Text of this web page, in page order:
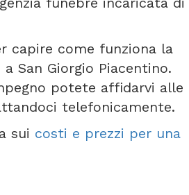
capire come funziona la
San Giorgio Piacentino.
potete affidarvi alle
telefonicamente.
sui costi e prezzi per una